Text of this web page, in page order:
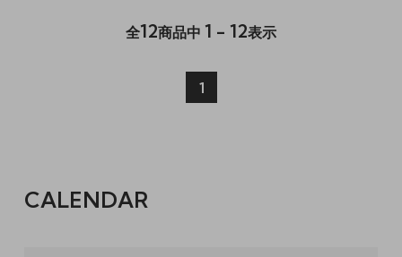
全12商品中 1 - 12表示
1
CALENDAR